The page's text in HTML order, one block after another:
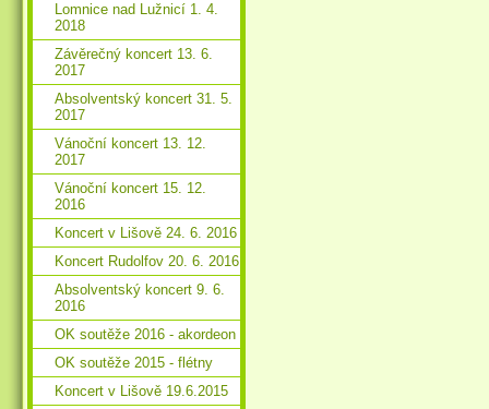
Lomnice nad Lužnicí 1. 4.
2018
Závěrečný koncert 13. 6.
2017
Absolventský koncert 31. 5.
2017
Vánoční koncert 13. 12.
2017
Vánoční koncert 15. 12.
2016
Koncert v Lišově 24. 6. 2016
Koncert Rudolfov 20. 6. 2016
Absolventský koncert 9. 6.
2016
OK soutěže 2016 - akordeon
OK soutěže 2015 - flétny
Koncert v Lišově 19.6.2015